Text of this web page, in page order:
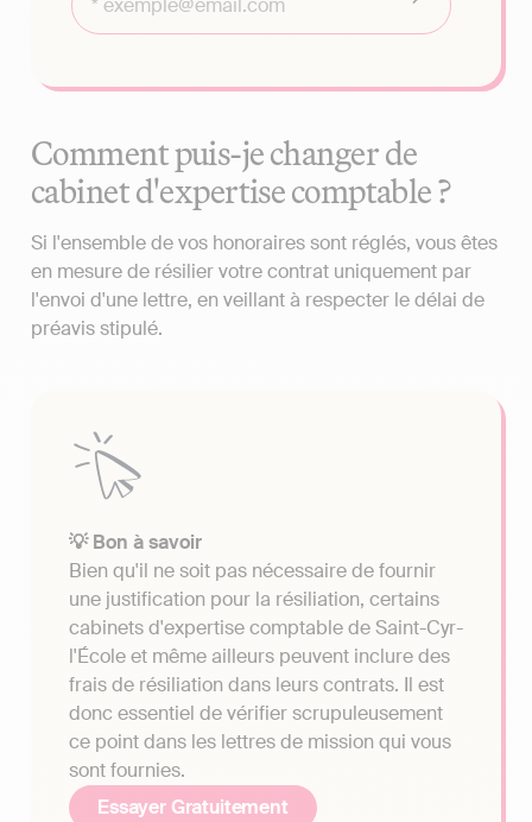
Comment puis-je changer de
cabinet d'expertise comptable ?
Si l'ensemble de vos honoraires sont réglés, vous êtes
en mesure de résilier votre contrat uniquement par
l'envoi d'une lettre, en veillant à respecter le délai de
préavis stipulé.
💡 Bon à savoir
Bien qu'il ne soit pas nécessaire de fournir
une justification pour la résiliation, certains
cabinets d'expertise comptable de Saint-Cyr-
l'École et même ailleurs peuvent inclure des
frais de résiliation dans leurs contrats. Il est
donc essentiel de vérifier scrupuleusement
ce point dans les lettres de mission qui vous
sont fournies.
Essayer Gratuitement